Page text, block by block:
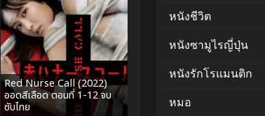
Red Nurse Call (2022)
ออดสีเลือด ตอนที่ 1-12 จบ
ซับไทย
หนังชีวิต
หนังซามูไรญี่ปุ่น
หนังรักโรแมนติก
หมอ